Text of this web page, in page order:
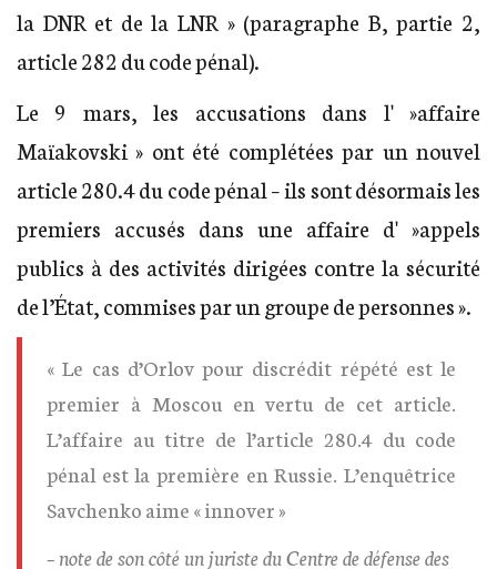
la DNR et de la LNR » (paragraphe B, partie 2,
article 282 du code pénal).
Le 9 mars, les accusations dans l' »affaire
Maïakovski » ont été complétées par un nouvel
article 280.4 du code pénal – ils sont désormais les
premiers accusés dans une affaire d' »appels
publics à des activités dirigées contre la sécurité
de l’État, commises par un groupe de personnes ».
« Le cas d’Orlov pour discrédit répété est le
premier à Moscou en vertu de cet article.
L’affaire au titre de l’article 280.4 du code
pénal est la première en Russie. L’enquêtrice
Savchenko aime « innover »
– note de son côté un juriste du Centre de défense des